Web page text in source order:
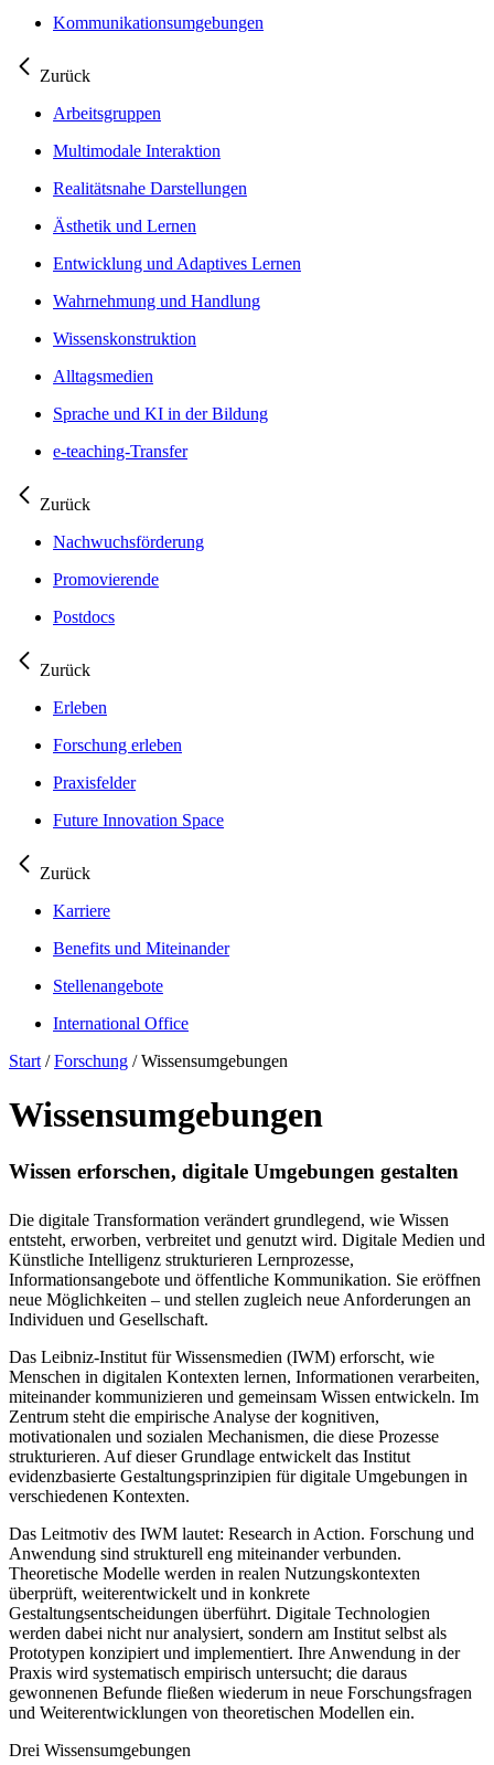
Kommunikationsumgebungen
Zurück
Arbeitsgruppen
Multimodale Interaktion
Realitätsnahe Darstellungen
Ästhetik und Lernen
Entwicklung und Adaptives Lernen
Wahrnehmung und Handlung
Wissenskonstruktion
Alltagsmedien
Sprache und KI in der Bildung
e-teaching-Transfer
Zurück
Nachwuchsförderung
Promovierende
Postdocs
Zurück
Erleben
Forschung erleben
Praxisfelder
Future Innovation Space
Zurück
Karriere
Benefits und Miteinander
Stellenangebote
International Office
Start /Forschung /Wissensumgebungen
Wissensumgebungen
Wissen erforschen, digitale Umgebungen gestalten
Die digitale Transformation verändert grundlegend, wie Wissen
entsteht, erworben, verbreitet und genutzt wird. Digitale Medien und
Künstliche Intelligenz strukturieren Lernprozesse,
Informationsangebote und öffentliche Kommunikation. Sie eröffnen
neue Möglichkeiten – und stellen zugleich neue Anforderungen an
Individuen und Gesellschaft.
Das Leibniz-Institut für Wissensmedien (IWM) erforscht, wie
Menschen in digitalen Kontexten lernen, Informationen verarbeiten,
miteinander kommunizieren und gemeinsam Wissen entwickeln. Im
Zentrum steht die empirische Analyse der kognitiven,
motivationalen und sozialen Mechanismen, die diese Prozesse
strukturieren. Auf dieser Grundlage entwickelt das Institut
evidenzbasierte Gestaltungsprinzipien für digitale Umgebungen in
verschiedenen Kontexten.
Das Leitmotiv des IWM lautet: Research in Action. Forschung und
Anwendung sind strukturell eng miteinander verbunden.
Theoretische Modelle werden in realen Nutzungskontexten
überprüft, weiterentwickelt und in konkrete
Gestaltungsentscheidungen überführt. Digitale Technologien
werden dabei nicht nur analysiert, sondern am Institut selbst als
Prototypen konzipiert und implementiert. Ihre Anwendung in der
Praxis wird systematisch empirisch untersucht; die daraus
gewonnenen Befunde fließen wiederum in neue Forschungsfragen
und Weiterentwicklungen von theoretischen Modellen ein.
Drei Wissensumgebungen